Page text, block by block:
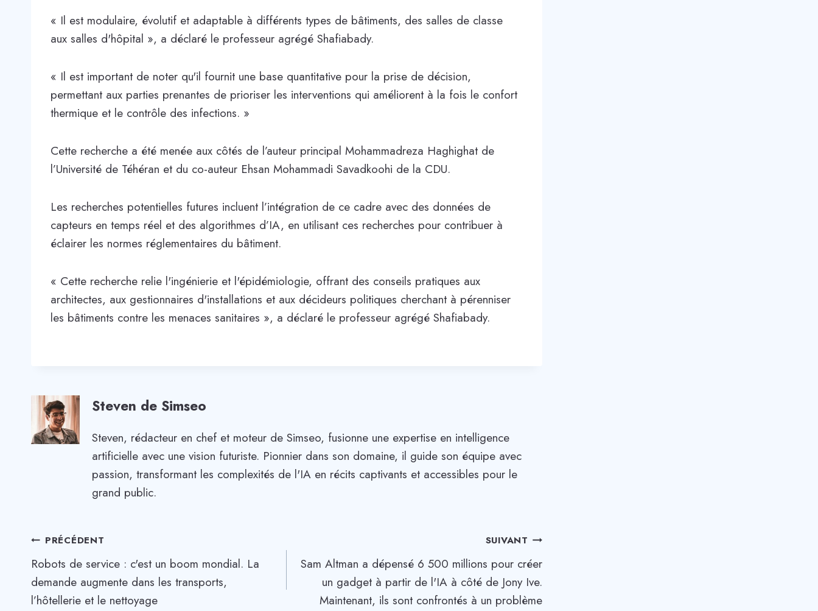
« Il est modulaire, évolutif et adaptable à différents types de bâtiments, des salles de classe
aux salles d'hôpital », a déclaré le professeur agrégé Shafiabady.
« Il est important de noter qu'il fournit une base quantitative pour la prise de décision,
permettant aux parties prenantes de prioriser les interventions qui améliorent à la fois le confort
thermique et le contrôle des infections. »
Cette recherche a été menée aux côtés de l’auteur principal Mohammadreza Haghighat de
l’Université de Téhéran et du co-auteur Ehsan Mohammadi Savadkoohi de la CDU.
Les recherches potentielles futures incluent l’intégration de ce cadre avec des données de
capteurs en temps réel et des algorithmes d’IA, en utilisant ces recherches pour contribuer à
éclairer les normes réglementaires du bâtiment.
« Cette recherche relie l'ingénierie et l'épidémiologie, offrant des conseils pratiques aux
architectes, aux gestionnaires d'installations et aux décideurs politiques cherchant à pérenniser
les bâtiments contre les menaces sanitaires », a déclaré le professeur agrégé Shafiabady.
Steven de Simseo
Steven, rédacteur en chef et moteur de Simseo, fusionne une expertise en intelligence
artificielle avec une vision futuriste. Pionnier dans son domaine, il guide son équipe avec
passion, transformant les complexités de l'IA en récits captivants et accessibles pour le
grand public.
Navigation
de
l’article
PRÉCÉDENT
Robots de service : c'est un boom mondial. La
demande augmente dans les transports,
l’hôtellerie et le nettoyage
SUIVANT
Sam Altman a dépensé 6 500 millions pour créer
un gadget à partir de l'IA à côté de Jony Ive.
Maintenant, ils sont confrontés à un problème